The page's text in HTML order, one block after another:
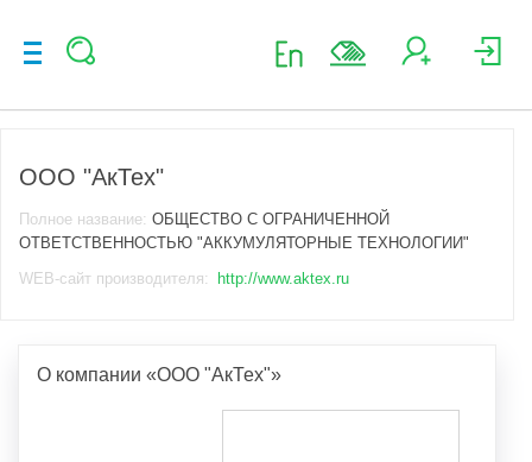
ООО "АкТех"
Полное название: ОБЩЕСТВО С ОГРАНИЧЕННОЙ
ОТВЕТСТВЕННОСТЬЮ "АККУМУЛЯТОРНЫЕ ТЕХНОЛОГИИ"
WEB-сайт производителя:
http://www.aktex.ru
О компании «ООО "АкТех"»